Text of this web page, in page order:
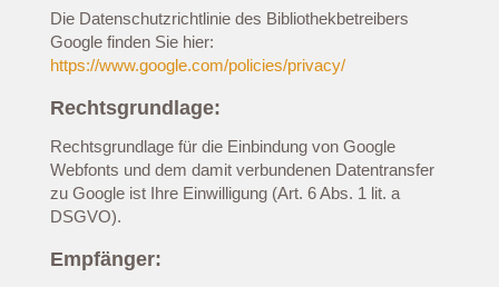
Die Datenschutzrichtlinie des Bibliothekbetreibers
Google finden Sie hier:
https://www.google.com/policies/privacy/
Rechtsgrundlage:
Rechtsgrundlage für die Einbindung von Google
Webfonts und dem damit verbundenen Datentransfer
zu Google ist Ihre Einwilligung (Art. 6 Abs. 1 lit. a
DSGVO).
Empfänger: